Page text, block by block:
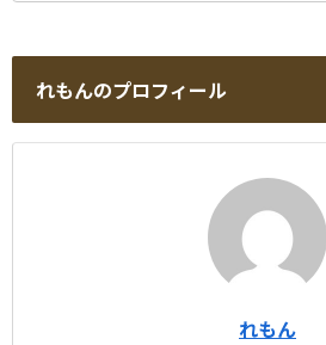
れもんのプロフィール
れもん